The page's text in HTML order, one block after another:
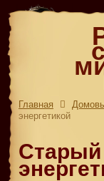
Главная
энергетикой
Старый